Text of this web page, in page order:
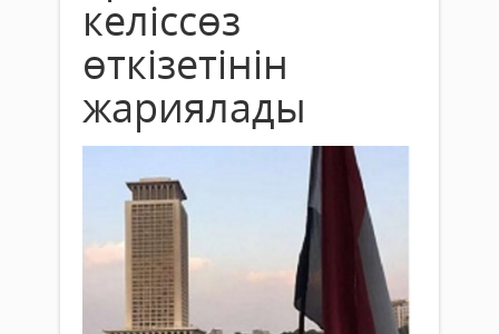
келіссөз
өткізетінін
жариялады